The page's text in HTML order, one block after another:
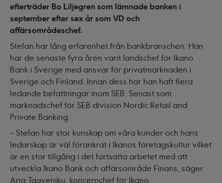
efterträder Bo Liljegren som lämnade banken i
september efter sex år som VD och
affärsområdeschef.
Stefan har lång erfarenhet från bankbranschen. Han
har de senaste fyra åren varit landschef för Ikano
Bank i Sverige med ansvar för privatmarknaden i
Sverige och Finland. Innan dess har han haft flera
ledande befattningar inom SEB. Senast som
marknadschef för SEB division Nordic Retail and
Private Banking.
- Stefan har stor kunskap om våra kunder och hans
ledarskap är väl förankrat i Ikanos företagskultur vilket
är en stor tillgång i det fortsatta arbetet med att
utveckla Ikano Bank och affärsområde Finans, säger
Arja Taaveniku, koncernchef för Ikano.